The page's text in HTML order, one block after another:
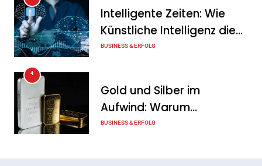
Intelligente Zeiten: Wie
Künstliche Intelligenz die
Geschäftswelt verändert
BUSINESS & ERFOLG
4
Gold und Silber im
Aufwind: Warum
Edelmetalle als sicherer
BUSINESS & ERFOLG